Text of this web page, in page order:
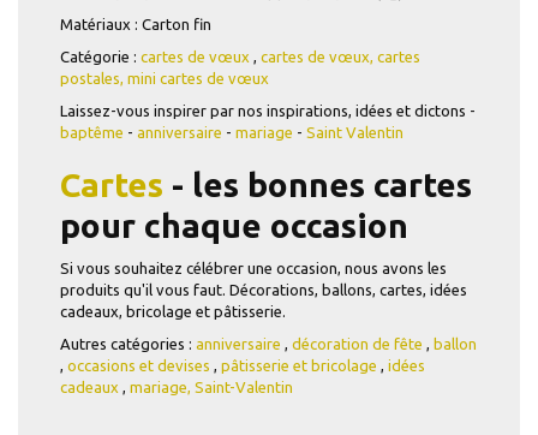
Matériaux : Carton fin
Catégorie : cartes de vœux , cartes de vœux, cartes
postales, mini cartes de vœux
Laissez-vous inspirer par nos inspirations, idées et dictons -
baptême - anniversaire - mariage - Saint Valentin
Cartes - les bonnes cartes
pour chaque occasion
Si vous souhaitez célébrer une occasion, nous avons les
produits qu'il vous faut. Décorations, ballons, cartes, idées
cadeaux, bricolage et pâtisserie.
Autres catégories : anniversaire , décoration de fête , ballon
, occasions et devises , pâtisserie et bricolage , idées
cadeaux , mariage, Saint-Valentin